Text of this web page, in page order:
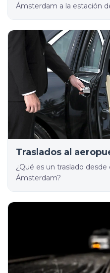
Ámsterdam a la estación
Traslados al
¿Qué es un traslado
Ámsterdam?